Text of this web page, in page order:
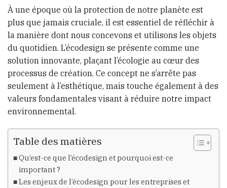
À une époque où la protection de notre planète est
plus que jamais cruciale, il est essentiel de réfléchir à
la manière dont nous concevons et utilisons les objets
du quotidien. L’écodesign se présente comme une
solution innovante, plaçant l’écologie au cœur des
processus de création. Ce concept ne s’arrête pas
seulement à l’esthétique, mais touche également à des
valeurs fondamentales visant à réduire notre impact
environnemental.
Table des matières
Qu’est-ce que l’écodesign et pourquoi est-ce
important ?
Les enjeux de l’écodesign pour les entreprises et